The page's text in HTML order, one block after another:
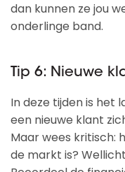
dan kunnen ze jou
onderlinge band.
Tip 6: Nieuwe
In deze tijden is het
een nieuwe klant
Maar wees kritisch:
de markt is?